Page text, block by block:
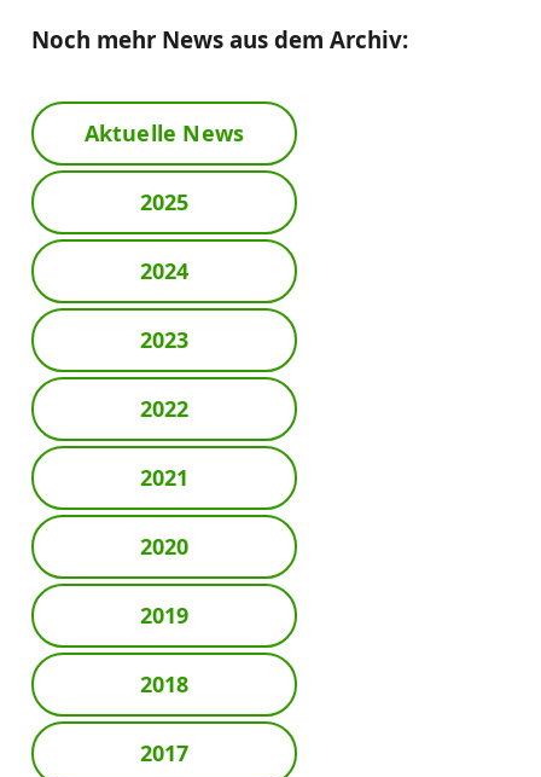
Noch mehr News aus dem Archiv:
Aktuelle News
2025
2024
2023
2022
2021
2020
2019
2018
2017